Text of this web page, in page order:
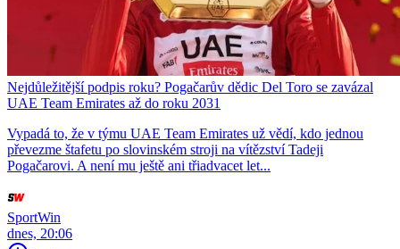
Nejdůležitější podpis roku? Pogačarův dědic Del Toro se zavázal
UAE Team Emirates až do roku 2031
Vypadá to, že v týmu UAE Team Emirates už vědí, kdo jednou
převezme štafetu po slovinském stroji na vítězství Tadeji
Pogačarovi. A není mu ještě ani třiadvacet let...
SportWin
dnes, 20:06